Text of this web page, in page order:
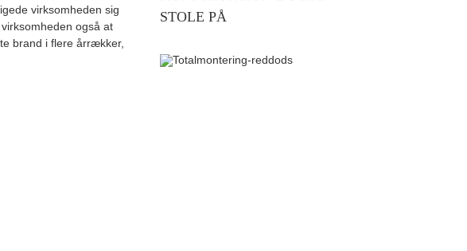
virksomheden sig
også at
brand i flere årrækker,
STOLE PÅ